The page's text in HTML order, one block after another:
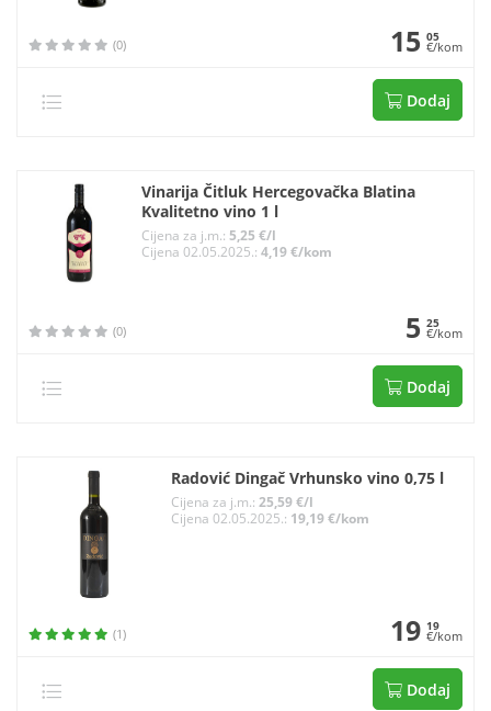
(0) 15 05
€/kom
Dodaj
Vinarija Čitluk Hercegovačka Blatina
Kvalitetno vino 1 l
Cijena za j.m.: 5,25 €/l
Cijena 02.05.2025.: 4,19 €/kom
(0) 5 25
€/kom
Dodaj
Radović Dingač Vrhunsko vino 0,75 l
Cijena za j.m.: 25,59 €/l
Cijena 02.05.2025.: 19,19 €/kom
(1) 19 19
€/kom
Dodaj